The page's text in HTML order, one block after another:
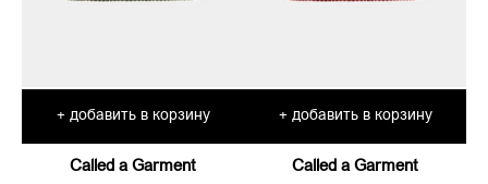
+ добавить в корзину
Called a Garment
+ добавить в корзину
Called a Garment